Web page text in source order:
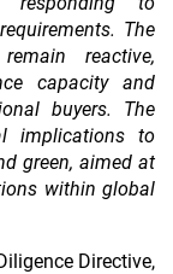
The
reactive,
capacity and
buyers. The
implications to
green, aimed at
within global
Directive,